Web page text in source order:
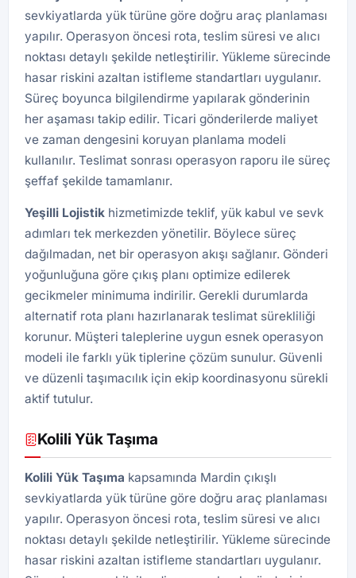
sevkiyatlarda yük türüne göre doğru araç planlaması
yapılır. Operasyon öncesi rota, teslim süresi ve alıcı
noktası detaylı şekilde netleştirilir. Yükleme sürecinde
hasar riskini azaltan istifleme standartları uygulanır.
Süreç boyunca bilgilendirme yapılarak gönderinin
her aşaması takip edilir. Ticari gönderilerde maliyet
ve zaman dengesini koruyan planlama modeli
kullanılır. Teslimat sonrası operasyon raporu ile süreç
şeffaf şekilde tamamlanır.
Yeşilli Lojistik hizmetimizde teklif, yük kabul ve sevk
adımları tek merkezden yönetilir. Böylece süreç
dağılmadan, net bir operasyon akışı sağlanır. Gönderi
yoğunluğuna göre çıkış planı optimize edilerek
gecikmeler minimuma indirilir. Gerekli durumlarda
alternatif rota planı hazırlanarak teslimat sürekliliği
korunur. Müşteri taleplerine uygun esnek operasyon
modeli ile farklı yük tiplerine çözüm sunulur. Güvenli
ve düzenli taşımacılık için ekip koordinasyonu sürekli
aktif tutulur.
Kolili Yük Taşıma
Kolili Yük Taşıma kapsamında Mardin çıkışlı
sevkiyatlarda yük türüne göre doğru araç planlaması
yapılır. Operasyon öncesi rota, teslim süresi ve alıcı
noktası detaylı şekilde netleştirilir. Yükleme sürecinde
hasar riskini azaltan istifleme standartları uygulanır.